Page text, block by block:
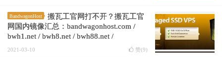
BandwagonHost
搬瓦工官网打不开？搬瓦工官
网国内镜像汇总：bandwagonhost.com /
bwh1.net / bwh8.net / bwh88.net /
bwh89.net / bwh81.net
2021-03-10 赞(9)